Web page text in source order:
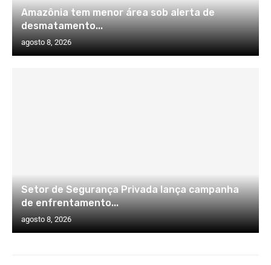
Amazônia tem menor área sob alerta de
desmatamento...
agosto 8, 2026
Setor de Segurança Privada lança campanha
de enfrentamento...
agosto 8, 2026